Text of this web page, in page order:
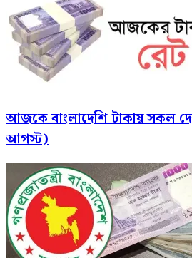
আজকে বাংলাদেশি টাকায় সকল
আগস্ট)